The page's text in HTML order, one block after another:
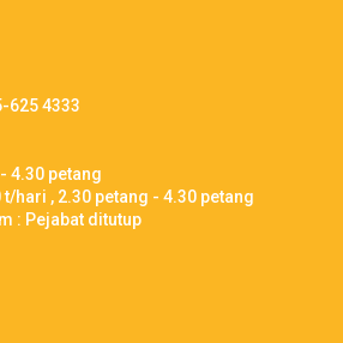
625 4333
4.30 petang
hari , 2.30 petang - 4.30 petang
: Pejabat ditutup